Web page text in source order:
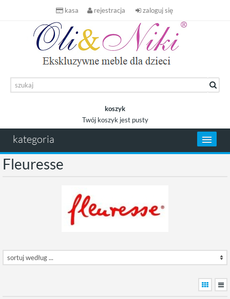
kasa rejestracja zaloguj się
koszyk
Twój koszyk jest pusty
kategoria
Fleuresse